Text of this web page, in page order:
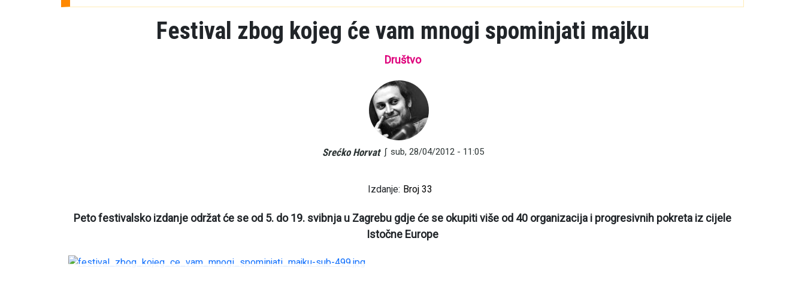
Festival zbog kojeg će vam mnogi spominjati majku
Društvo
Srećko Horvat ∫ sub, 28/04/2012 - 11:05
Izdanje: Broj 33
Peto festivalsko izdanje održat će se od 5. do 19. svibnja u Zagrebu gdje će se okupiti više od 40 organizacija i progresivnih pokreta iz cijele
Istočne Europe